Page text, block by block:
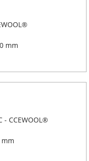
mm
CCEWOOL®